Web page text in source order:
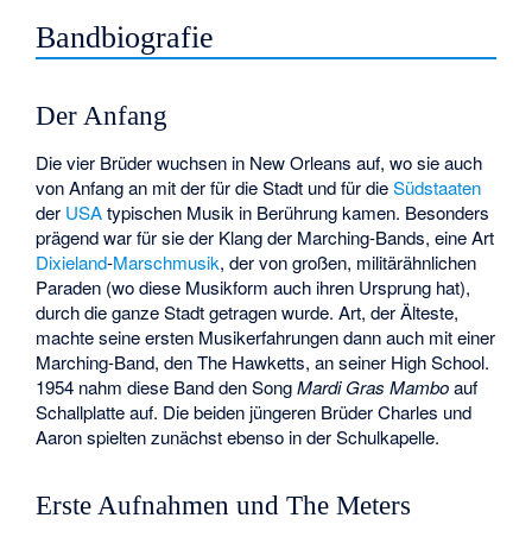
Bandbiografie
Der Anfang
Die vier Brüder wuchsen in New Orleans auf, wo sie auch
von Anfang an mit der für die Stadt und für dieSüdstaaten
der USAtypischen Musik in Berührung kamen. Besonders
prägend war für sie der Klang der Marching-Bands, eine Art
Dixieland-Marschmusik, der von großen, militärähnlichen
Paraden (wo diese Musikform auch ihren Ursprung hat),
durch die ganze Stadt getragen wurde. Art, der Älteste,
machte seine ersten Musikerfahrungen dann auch mit einer
Marching-Band, den The Hawketts, an seiner High School.
1954 nahm diese Band den SongMardi Gras Mamboauf
Schallplatte auf. Die beiden jüngeren Brüder Charles und
Aaron spielten zunächst ebenso in der Schulkapelle.
Erste Aufnahmen und The Meters